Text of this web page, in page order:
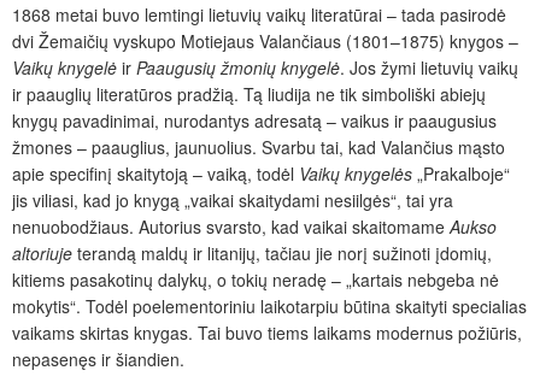
1868 metai buvo lemtingi lietuvių vaikų literatūrai – tada pasirodė
dvi Žemaičių vyskupo Motiejaus Valančiaus (1801–1875) knygos –
Vaikų knygelė ir Paaugusių žmonių knygelė. Jos žymi lietuvių vaikų
ir paauglių literatūros pradžią. Tą liudija ne tik simboliški abiejų
knygų pavadinimai, nurodantys adresatą – vaikus ir paaugusius
žmones – paauglius, jaunuolius. Svarbu tai, kad Valančius mąsto
apie specifinį skaitytoją – vaiką, todėl Vaikų knygelės „Prakalboje“
jis viliasi, kad jo knygą „vaikai skaitydami nesiilgės“, tai yra
nenuobodžiaus. Autorius svarsto, kad vaikai skaitomame Aukso
altoriuje terandą maldų ir litanijų, tačiau jie norį sužinoti įdomių,
kitiems pasakotinų dalykų, o tokių neradę – „kartais nebgeba nė
mokytis“. Todėl poelementoriniu laikotarpiu būtina skaityti specialias
vaikams skirtas knygas. Tai buvo tiems laikams modernus požiūris,
nepasenęs ir šiandien.